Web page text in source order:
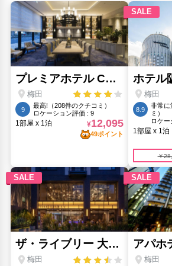
阪急東通り(380m)
難波神明社(60m)
霊雲院(320m)
露天神社(280m)
龍渕寺(160m)
龍王大神(280m)
人気スポット
ユニバーサル・スタジオ・ジャパン
大阪城公園(2.48km)
大阪城天守閣(2.81km)
梅田スカイビル 空中庭園展望台
通天閣(5.23km)
道頓堀(3.42km)
ミナミ（難波）(2.19km)
黒門市場(3.82km)